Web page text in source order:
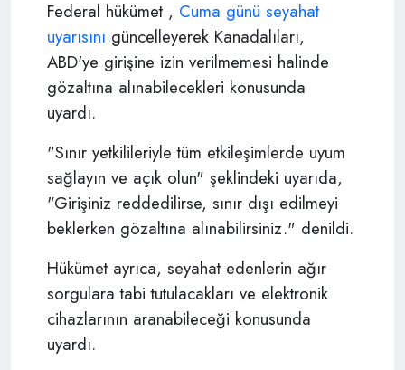
Federal hükümet , Cuma günü seyahat
uyarısını güncelleyerek Kanadalıları,
ABD'ye girişine izin verilmemesi halinde
gözaltına alınabilecekleri konusunda
uyardı.
"Sınır yetkilileriyle tüm etkileşimlerde uyum
sağlayın ve açık olun" şeklindeki uyarıda,
"Girişiniz reddedilirse, sınır dışı edilmeyi
beklerken gözaltına alınabilirsiniz." denildi.
Hükümet ayrıca, seyahat edenlerin ağır
sorgulara tabi tutulacakları ve elektronik
cihazlarının aranabileceği konusunda
uyardı.